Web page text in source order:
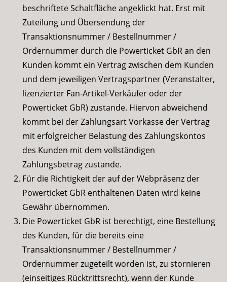
beschriftete Schaltfläche angeklickt hat. Erst mit
Zuteilung und Übersendung der
Transaktionsnummer / Bestellnummer /
Ordernummer durch die Powerticket GbR an den
Kunden kommt ein Vertrag zwischen dem Kunden
und dem jeweiligen Vertragspartner (Veranstalter,
lizenzierter Fan-Artikel-Verkäufer oder der
Powerticket GbR) zustande. Hiervon abweichend
kommt bei der Zahlungsart Vorkasse der Vertrag
mit erfolgreicher Belastung des Zahlungskontos
des Kunden mit dem vollständigen
Zahlungsbetrag zustande.
Für die Richtigkeit der auf der Webpräsenz der
Powerticket GbR enthaltenen Daten wird keine
Gewähr übernommen.
Die Powerticket GbR ist berechtigt, eine Bestellung
des Kunden, für die bereits eine
Transaktionsnummer / Bestellnummer /
Ordernummer zugeteilt worden ist, zu stornieren
(einseitiges Rücktrittsrecht), wenn der Kunde